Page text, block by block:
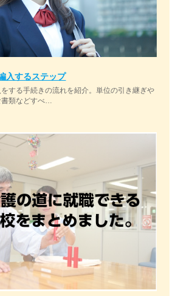
入するステップ
する手続きの流れを紹介。単位の引き継ぎや
類などすべ…